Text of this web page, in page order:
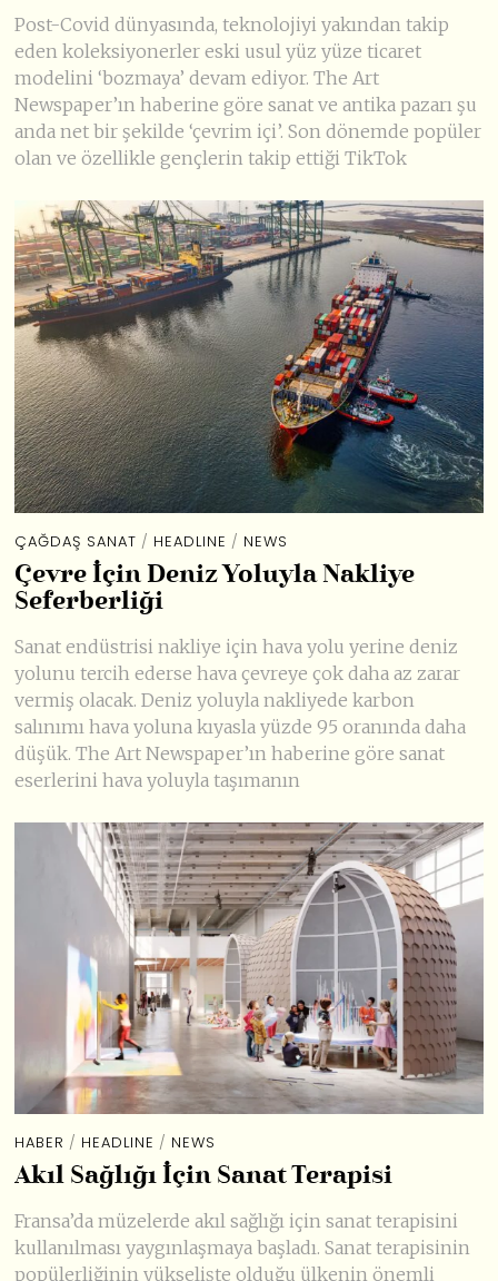
Post-Covid dünyasında, teknolojiyi yakından takip
eden koleksiyonerler eski usul yüz yüze ticaret
modelini ‘bozmaya’ devam ediyor. The Art
Newspaper’ın haberine göre sanat ve antika pazarı şu
anda net bir şekilde ‘çevrim içi’. Son dönemde popüler
olan ve özellikle gençlerin takip ettiği TikTok
ÇAĞDAŞ SANAT / HEADLINE / NEWS
Çevre İçin Deniz Yoluyla Nakliye
Seferberliği
Sanat endüstrisi nakliye için hava yolu yerine deniz
yolunu tercih ederse hava çevreye çok daha az zarar
vermiş olacak. Deniz yoluyla nakliyede karbon
salınımı hava yoluna kıyasla yüzde 95 oranında daha
düşük. The Art Newspaper’ın haberine göre sanat
eserlerini hava yoluyla taşımanın
HABER / HEADLINE / NEWS
Akıl Sağlığı İçin Sanat Terapisi
Fransa’da müzelerde akıl sağlığı için sanat terapisini
kullanılması yaygınlaşmaya başladı. Sanat terapisinin
popülerliğinin yükselişte olduğu ülkenin önemli